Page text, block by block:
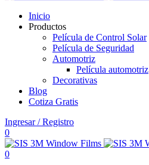
Inicio
Productos
Película de Control Solar
Película de Seguridad
Automotriz
Película automotriz
Decorativas
Blog
Cotiza Gratis
Ingresar / Registro
0
0